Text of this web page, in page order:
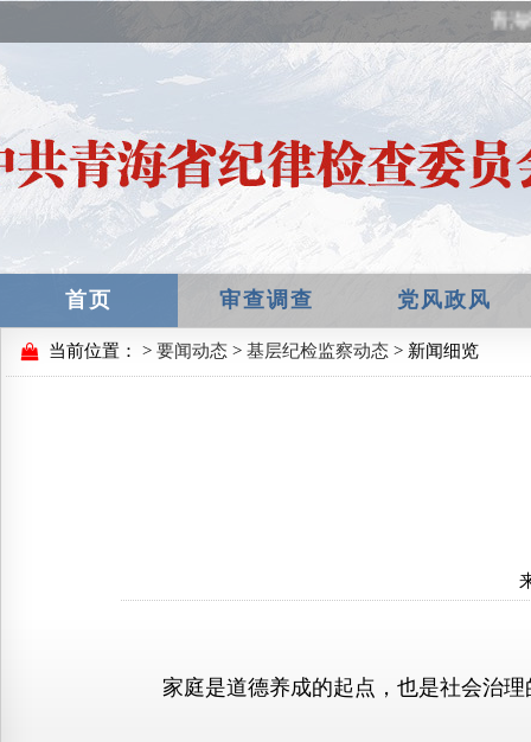
青海
首页 审查调查 党风政风
当前位置： > 要闻动态 > 基层纪检监察动态 > 新闻细览
家庭是道德养成的起点，也是社会治理